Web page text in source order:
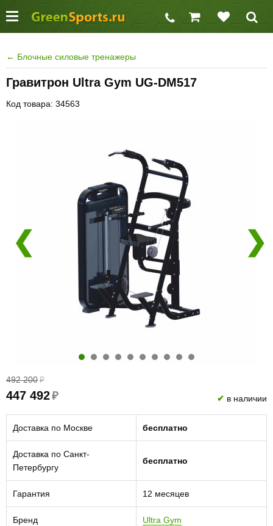
← Блочные силовые тренажеры
Гравитрон Ultra Gym UG-DM517
Код товара: 34563
❮ ❯
492 200 ₽
447 492₽ ✔ в наличии
Доставка по Москве бесплатно
Доставка по Санкт-
Петербургу
бесплатно
Гарантия 12 месяцев
Бренд Ultra Gym